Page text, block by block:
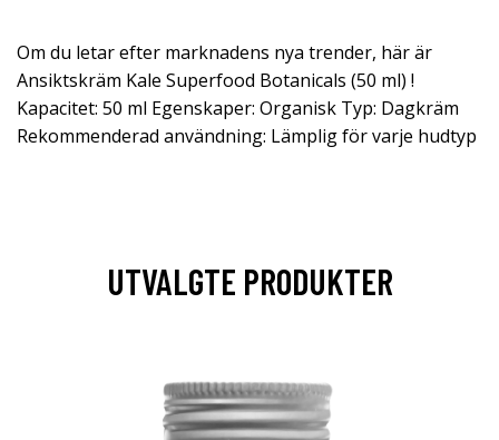
Om du letar efter marknadens nya trender, här är
Ansiktskräm Kale Superfood Botanicals (50 ml) !
Kapacitet: 50 ml Egenskaper: Organisk Typ: Dagkräm
Rekommenderad användning: Lämplig för varje hudtyp
UTVALGTE PRODUKTER